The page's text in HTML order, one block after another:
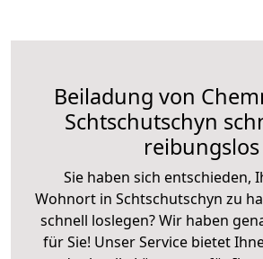
Beiladung von
Schtschutschyn
reibungslos
Sie haben sich entschieden,
Wohnort in Schtschutschyn zu
schnell loslegen? Wir haben
für Sie! Unser Service bietet